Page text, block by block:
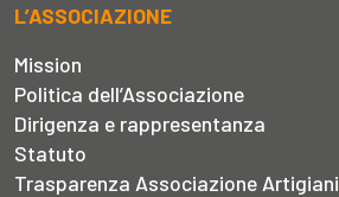
L’ASSOCIAZIONE
Mission
Politica dell’Associazione
Dirigenza e rappresentanza
Statuto
Trasparenza Associazione Artigiani